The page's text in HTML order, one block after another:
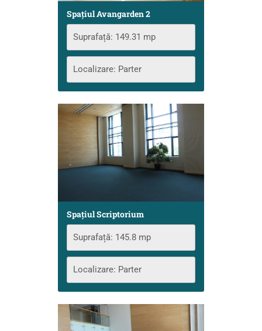
Spațiul Avangarden 2
Suprafață: 149.31 mp
Localizare: Parter
Spațiul Scriptorium
Suprafață: 145.8 mp
Localizare: Parter